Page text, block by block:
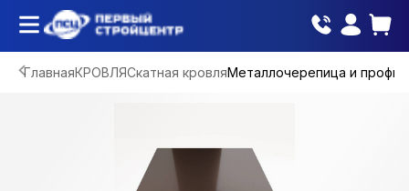
ГлавнаяКРОВЛЯСкатная кровляМеталлочерепица и